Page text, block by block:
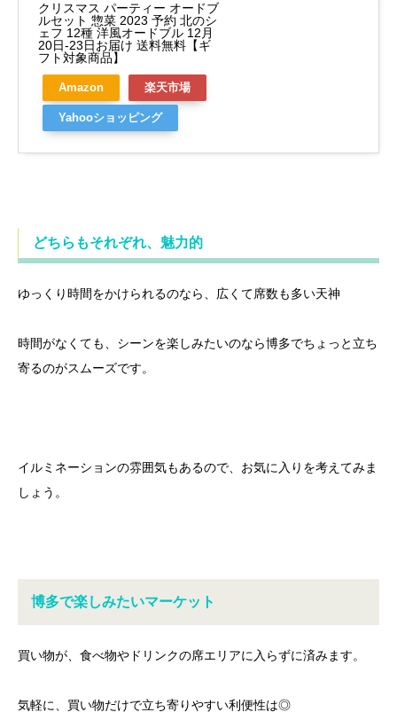
クリスマス パーティー オードブ
ルセット 惣菜 2023 予約 北のシ
ェフ 12種 洋風オードブル 12月
20日-23日お届け 送料無料【ギ
フト対象商品】
Amazon 楽天市場
Yahooショッピング
どちらもそれぞれ、魅力的
ゆっくり時間をかけられるのなら、広くて席数も多い天神
時間がなくても、シーンを楽しみたいのなら博多でちょっと立ち
寄るのがスムーズです。
イルミネーションの雰囲気もあるので、お気に入りを考えてみま
しょう。
博多で楽しみたいマーケット
買い物が、食べ物やドリンクの席エリアに入らずに済みます。
気軽に、買い物だけで立ち寄りやすい利便性は◎